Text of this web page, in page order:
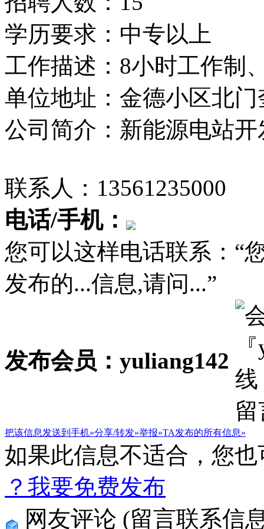
学历要求：中专以上
工作描述：8小时工作制
单位地址：金德小区北
公司简介：新能源电站
联系人：13561235000
电话/手机：
您可以这样电话联系：“
发布的...信息,请问...”
发布会员：yuliang142
把该信息发送到手机»分享/转发»举报»TA发布的所有信息»
如果此信息不适合，您
？我要免费发布
网友评论 (留言联系信